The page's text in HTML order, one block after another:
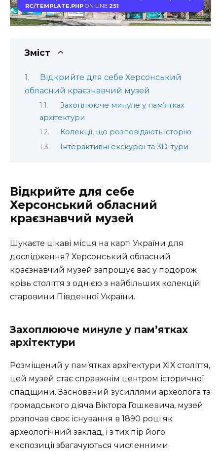
RC/TEMPLATE.PHPON LINE 251
Зміст
Відкрийте для себе Херсонський
обласний краєзнавчий музей
Захоплююче минуле у пам’ятках
архітектури
Колекції, що розповідають історію
Інтерактивні екскурсії та 3D-тури
Відкрийте для себе
Херсонський обласний
краєзнавчий музей
Шукаєте цікаві місця на карті України для
дослідження? Херсонський обласний
краєзнавчий музей запрошує вас у подорож
крізь століття з однією з найбільших колекцій
старовини Південної України.
Захоплююче минуле у пам’ятках
архітектури
Розміщений у пам’ятках архітектури ХІХ століття,
цей музей стає справжнім центром історичної
спадщини. Заснований зусиллями археолога та
громадського діяча Віктора Гошкевича, музей
розпочав своє існування в 1890 році як
археологічний заклад, і з тих пір його
експозиції збагачуються численними